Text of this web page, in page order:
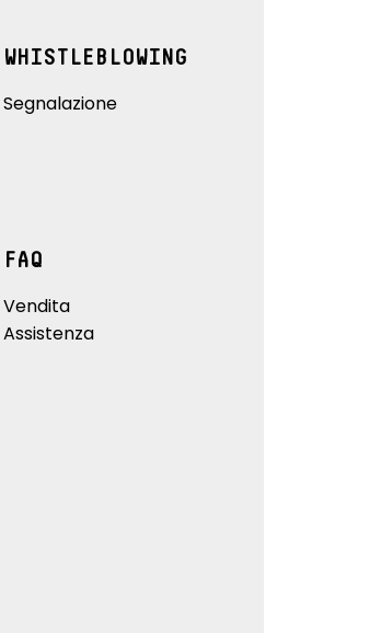
WHISTLEBLOWING
Segnalazione
FAQ
Vendita
Assistenza